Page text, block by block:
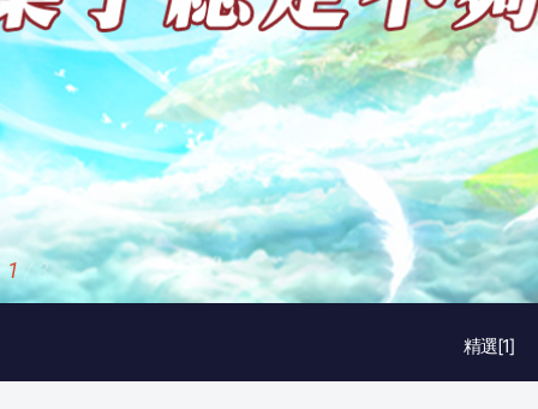
精選[1]
1 / 3